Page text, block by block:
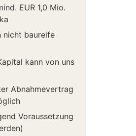
EUR 1,0 Mio.
nicht baureife
kann von uns
Abnahmevertrag
Voraussetzung